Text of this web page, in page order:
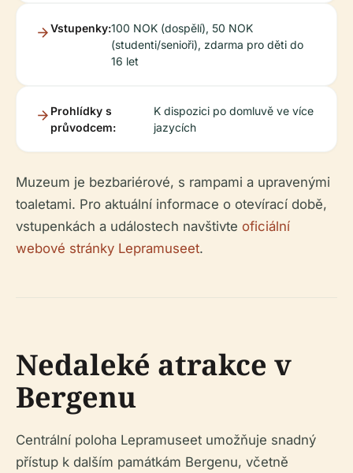
Vstupenky:100 NOK (dospělí), 50 NOK
(studenti/senioři), zdarma pro děti do
16 let
Prohlídky s
průvodcem:
K dispozici po domluvě ve více
jazycích
Muzeum je bezbariérové, s rampami a upravenými
toaletami. Pro aktuální informace o otevírací době,
vstupenkách a událostech navštivte oficiální
webové stránky Lepramuseet.
Nedaleké atrakce v
Bergenu
Centrální poloha Lepramuseet umožňuje snadný
přístup k dalším památkám Bergenu, včetně